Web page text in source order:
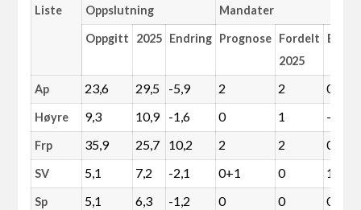
Liste Oppslutning Mandater
Oppgitt 2025 Endring Prognose Fordelt
2025
Ap 23,6 29,5 -5,9 2 2 0
Høyre 9,3 10,9 -1,6 0 1 -1
Frp 35,9 25,7 10,2 2 2 0
SV 5,1 7,2 -2,1 0+1 0 1
Sp 5,1 6,3 -1,2 0 0 0